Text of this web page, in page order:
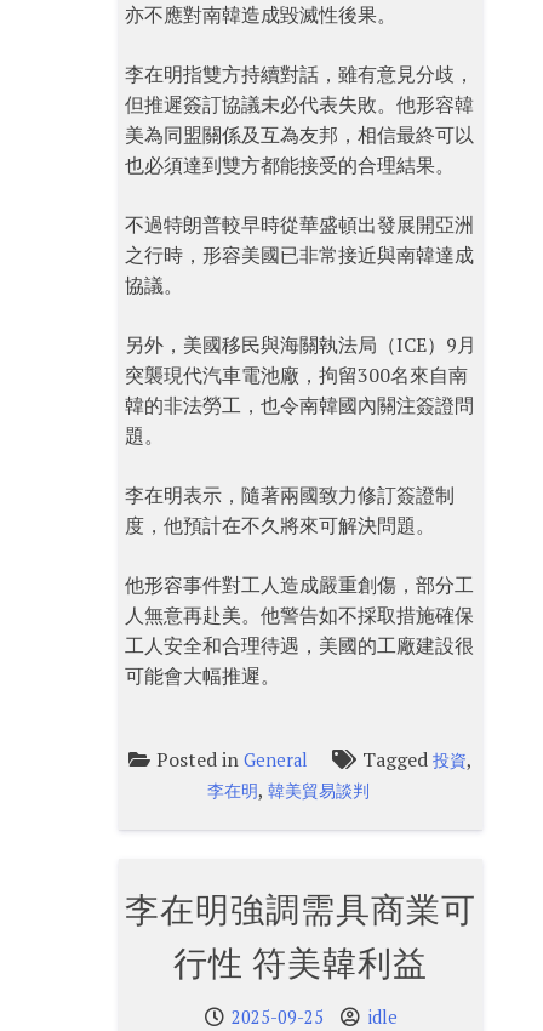
亦不應對南韓造成毀滅性後果。
李在明指雙方持續對話，雖有意見分歧，
但推遲簽訂協議未必代表失敗。他形容韓
美為同盟關係及互為友邦，相信最終可以
也必須達到雙方都能接受的合理結果。
不過特朗普較早時從華盛頓出發展開亞洲
之行時，形容美國已非常接近與南韓達成
協議。
另外，美國移民與海關執法局（ICE）9月
突襲現代汽車電池廠，拘留300名來自南
韓的非法勞工，也令南韓國內關注簽證問
題。
李在明表示，隨著兩國致力修訂簽證制
度，他預計在不久將來可解決問題。
他形容事件對工人造成嚴重創傷，部分工
人無意再赴美。他警告如不採取措施確保
工人安全和合理待遇，美國的工廠建設很
可能會大幅推遲。
Posted inGeneral Tagged投資,
李在明,韓美貿易談判
李在明強調需具商業可
行性 符美韓利益
2025-09-25 idle